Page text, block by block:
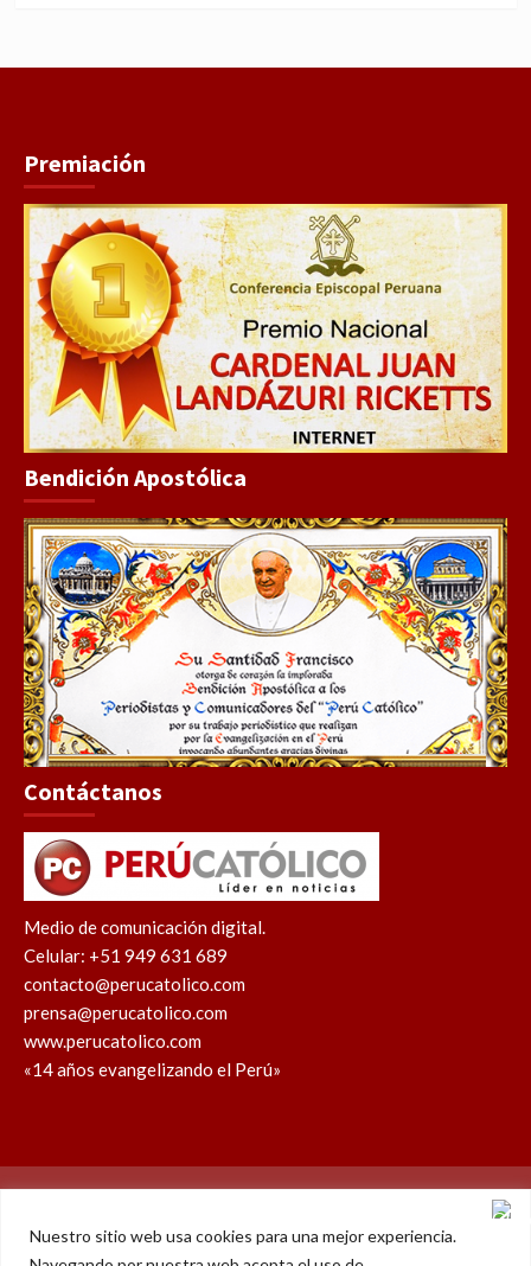
Nuestro sitio web usa cookies para una mejor experiencia.
Premiación
Bendición Apostólica
Contáctanos
Medio de comunicación digital.
Celular: +51 949 631 689
contacto@perucatolico.com
prensa@perucatolico.com
www.perucatolico.com
«14 años evangelizando el Perú»
Política de cookies Política de privacidad